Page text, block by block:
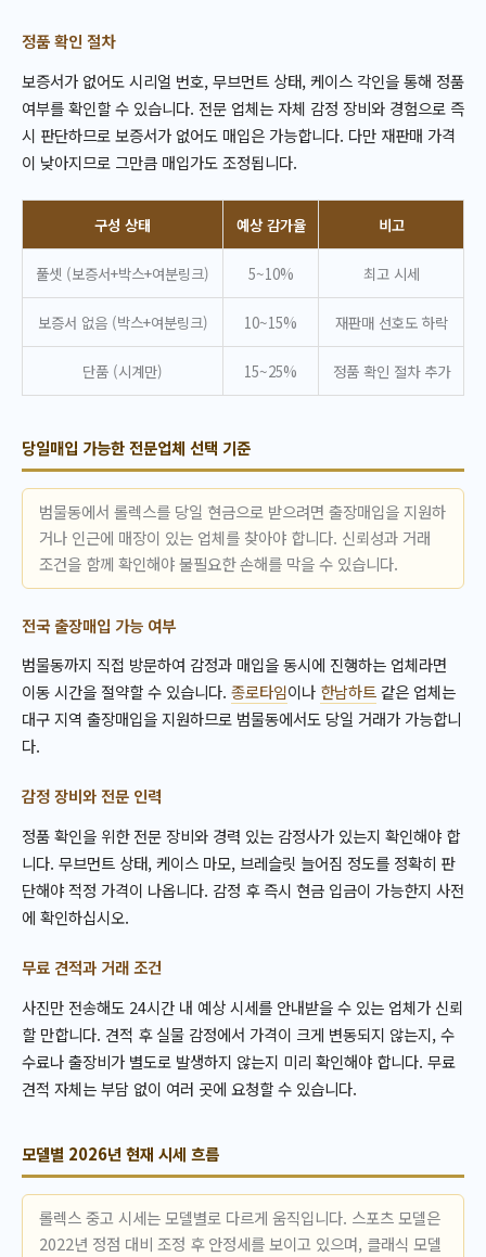
정품 확인 절차
보증서가 없어도 시리얼 번호, 무브먼트 상태, 케이스 각인을 통해 정품
여부를 확인할 수 있습니다. 전문 업체는 자체 감정 장비와 경험으로 즉
시 판단하므로 보증서가 없어도 매입은 가능합니다. 다만 재판매 가격
이 낮아지므로 그만큼 매입가도 조정됩니다.
구성 상태 예상 감가율 비고
풀셋 (보증서+박스+여분링크) 5~10% 최고 시세
보증서 없음 (박스+여분링크) 10~15% 재판매 선호도 하락
단품 (시계만) 15~25% 정품 확인 절차 추가
당일매입 가능한 전문업체 선택 기준
범물동에서 롤렉스를 당일 현금으로 받으려면 출장매입을 지원하
거나 인근에 매장이 있는 업체를 찾아야 합니다. 신뢰성과 거래
조건을 함께 확인해야 불필요한 손해를 막을 수 있습니다.
전국 출장매입 가능 여부
범물동까지 직접 방문하여 감정과 매입을 동시에 진행하는 업체라면
이동 시간을 절약할 수 있습니다. 종로타임이나 한남하트같은 업체는
대구 지역 출장매입을 지원하므로 범물동에서도 당일 거래가 가능합니
다.
감정 장비와 전문 인력
정품 확인을 위한 전문 장비와 경력 있는 감정사가 있는지 확인해야 합
니다. 무브먼트 상태, 케이스 마모, 브레슬릿 늘어짐 정도를 정확히 판
단해야 적정 가격이 나옵니다. 감정 후 즉시 현금 입금이 가능한지 사전
에 확인하십시오.
무료 견적과 거래 조건
사진만 전송해도 24시간 내 예상 시세를 안내받을 수 있는 업체가 신뢰
할 만합니다. 견적 후 실물 감정에서 가격이 크게 변동되지 않는지, 수
수료나 출장비가 별도로 발생하지 않는지 미리 확인해야 합니다. 무료
견적 자체는 부담 없이 여러 곳에 요청할 수 있습니다.
모델별 2026년 현재 시세 흐름
롤렉스 중고 시세는 모델별로 다르게 움직입니다. 스포츠 모델은
2022년 정점 대비 조정 후 안정세를 보이고 있으며, 클래식 모델